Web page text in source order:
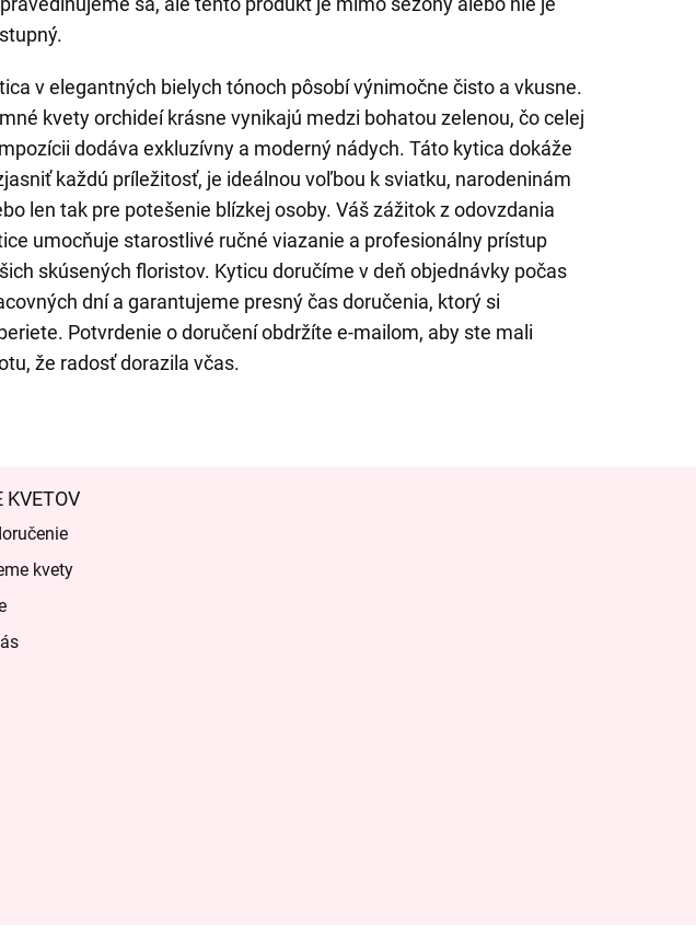
v elegantných bielych tónoch pôsobí výnimočne čisto a vkusne.
kvety orchideí krásne vynikajú medzi bohatou zelenou, čo celej
dodáva exkluzívny a moderný nádych. Táto kytica dokáže
každú príležitosť, je ideálnou voľbou k sviatku, narodeninám
len tak pre potešenie blízkej osoby. Váš zážitok z odovzdania
umocňuje starostlivé ručné viazanie a profesionálny prístup
skúsených floristov. Kyticu doručíme v deň objednávky počas
dní a garantujeme presný čas doručenia, ktorý si
Potvrdenie o doručení obdržíte e-mailom, aby ste mali
že radosť dorazila včas.
KVETOV
kvety